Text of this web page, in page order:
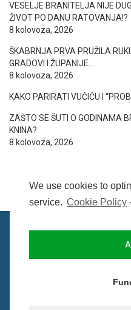
We use cookies to
service. Cookie Policy
VESELJE BRANITELJA NIJE
ŽIVOT PO DANU RATOVANJA!?
8 kolovoza, 2026
ŠKABRNJA PRVA PRUŽILA
GRADOVI I ŽUPANIJE…
8 kolovoza, 2026
KAKO PARIRATI VUČIĆU I
ZAŠTO SE ŠUTI O GODINAMA
KNINA?
8 kolovoza, 2026
UVIJETI